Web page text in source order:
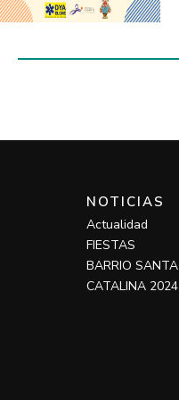
NOTICIAS
Actualidad
FIESTAS
BARRIO SANTA
CATALINA 2024